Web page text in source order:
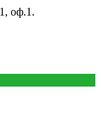
оф.1.